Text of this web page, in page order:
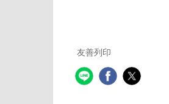
友善列印